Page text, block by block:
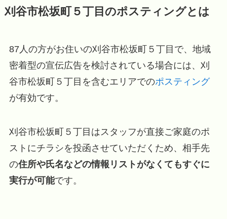
刈谷市松坂町５丁目のポスティングとは
87人の方がお住いの刈谷市松坂町５丁目で、地域
密着型の宣伝広告を検討されている場合には、刈
谷市松坂町５丁目を含むエリアでのポスティング
が有効です。
刈谷市松坂町５丁目はスタッフが直接ご家庭のポ
ストにチラシを投函させていただくため、相手先
の住所や氏名などの情報リストがなくてもすぐに
実行が可能です。